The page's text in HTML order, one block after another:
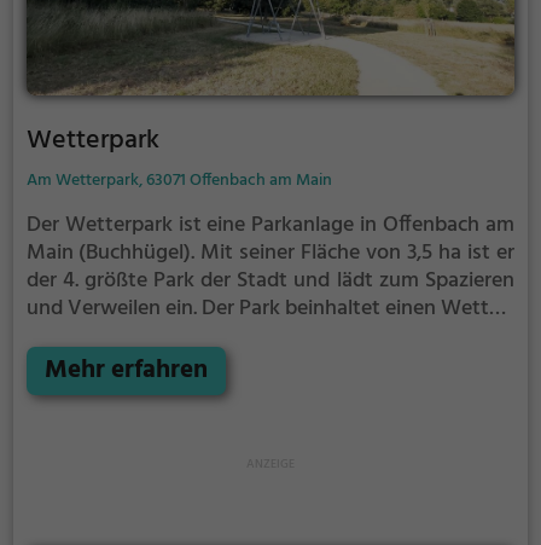
Wetterpark
Am Wetterpark, 63071 Offenbach am Main
Der Wetterpark ist eine Parkanlage in Offenbach am
Main (Buchhügel). Mit seiner Fläche von 3,5 ha ist er
der 4. größte Park der Stadt und lädt zum Spazieren
und Verweilen ein.Der Park beinhaltet einen Wetter-
mit spannenden Informationen zu Natur- und
Wetterphänomenen besteht.
Mehr erfahren